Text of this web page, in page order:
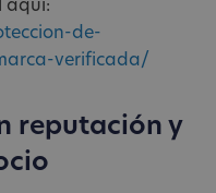
aquí:
de-
verificada/
reputación y